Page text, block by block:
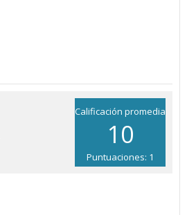
Calificación promedia
10
Puntuaciones: 1